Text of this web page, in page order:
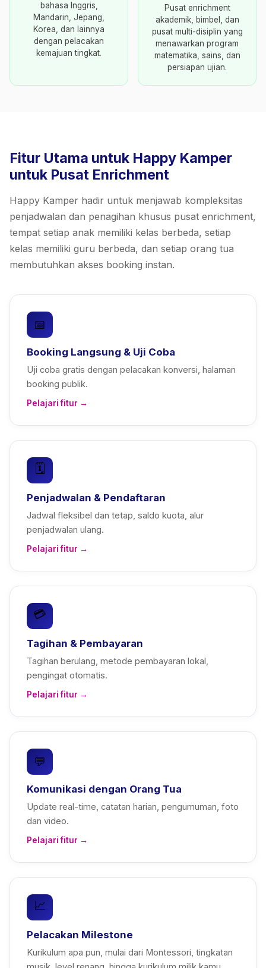
bahasa Inggris,
Mandarin, Jepang,
Korea, dan lainnya
dengan pelacakan
kemajuan tingkat.
Pusat enrichment
akademik, bimbel, dan
pusat multi-disiplin yang
menawarkan program
matematika, sains, dan
persiapan ujian.
Fitur Utama untuk Happy Kamper
untuk Pusat Enrichment
Happy Kamper hadir untuk menjawab kompleksitas
penjadwalan dan penagihan khusus pusat enrichment,
tempat setiap anak memiliki kelas berbeda, setiap
kelas memiliki guru berbeda, dan setiap orang tua
membutuhkan akses booking instan.
📅
Booking Langsung & Uji Coba
Uji coba gratis dengan pelacakan konversi, halaman
booking publik.
Pelajari fitur →
🗓️
Penjadwalan & Pendaftaran
Jadwal fleksibel dan tetap, saldo kuota, alur
penjadwalan ulang.
Pelajari fitur →
💳
Tagihan & Pembayaran
Tagihan berulang, metode pembayaran lokal,
pengingat otomatis.
Pelajari fitur →
💬
Komunikasi dengan Orang Tua
Update real-time, catatan harian, pengumuman, foto
dan video.
Pelajari fitur →
📈
Pelacakan Milestone
Kurikulum apa pun, mulai dari Montessori, tingkatan